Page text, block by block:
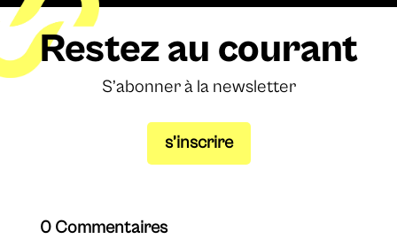
Restez au courant
S’abonner à la newsletter
s’inscrire
0 Commentaires